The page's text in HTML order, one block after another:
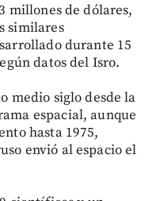
millones de dólares,
similares
durante 15
datos del Isro.
medio siglo desde la
espacial, aunque
hasta 1975,
envió al espacio el